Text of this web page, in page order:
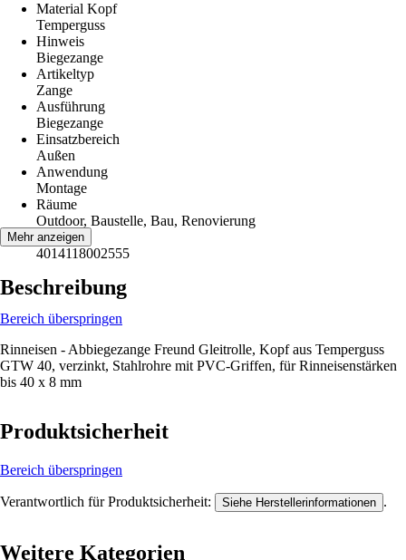
Material Kopf
Temperguss
Hinweis
Biegezange
Artikeltyp
Zange
Ausführung
Biegezange
Einsatzbereich
Außen
Anwendung
Montage
Räume
Outdoor, Baustelle, Bau, Renovierung
EAN
4014118002555
Mehr anzeigen
Beschreibung
Bereich überspringen
Rinneisen - Abbiegezange Freund Gleitrolle, Kopf aus Temperguss
GTW 40, verzinkt, Stahlrohre mit PVC-Griffen, für Rinneisenstärken
bis 40 x 8 mm
Produktsicherheit
Bereich überspringen
Verantwortlich für Produktsicherheit: Siehe Herstellerinformationen .
Weitere Kategorien